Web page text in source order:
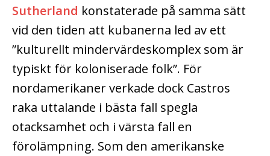
Sutherland konstaterade på samma sätt
vid den tiden att kubanerna led av ett
”kulturellt mindervärdeskomplex som är
typiskt för koloniserade folk”. För
nordamerikaner verkade dock Castros
raka uttalande i bästa fall spegla
otacksamhet och i värsta fall en
förolämpning. Som den amerikanske